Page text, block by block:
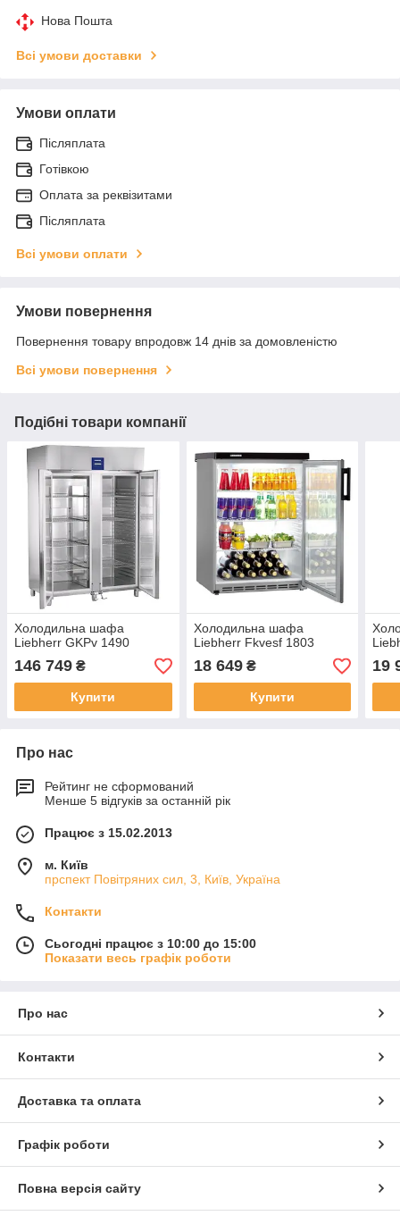
Нова Пошта
Всі умови доставки
Умови оплати
Післяплата
Готівкою
Оплата за реквізитами
Післяплата
Всі умови оплати
Умови повернення
Повернення товару впродовж 14 днів за домовленістю
Всі умови повернення
Подібні товари компанії
Холодильна шафа
Liebherr GKPv 1490
146 749 ₴
Купити
Холодильна шафа
Liebherr Fkvesf 1803
18 649₴
Купити
19
Про нас
Рейтинг не сформований
Менше 5 відгуків за останній рік
Працює з 15.02.2013
м. Київ
прспект Повітряних сил, 3, Київ, Україна
Контакти
Сьогодні працює з 10:00 до 15:00
Показати весь графік роботи
Про нас
Контакти
Доставка та оплата
Графік роботи
Повна версія сайту